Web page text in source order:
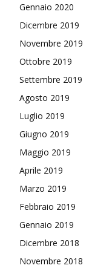
Gennaio 2020
Dicembre 2019
Novembre 2019
Ottobre 2019
Settembre 2019
Agosto 2019
Luglio 2019
Giugno 2019
Maggio 2019
Aprile 2019
Marzo 2019
Febbraio 2019
Gennaio 2019
Dicembre 2018
Novembre 2018